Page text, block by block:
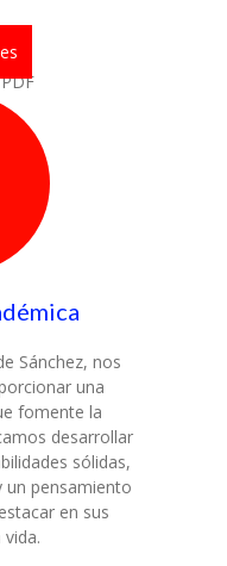
Sánchez, nos
una
fomente la
desarrollar
sólidas,
pensamiento
en sus